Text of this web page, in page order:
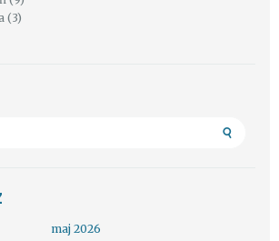
(3)
maj 2026